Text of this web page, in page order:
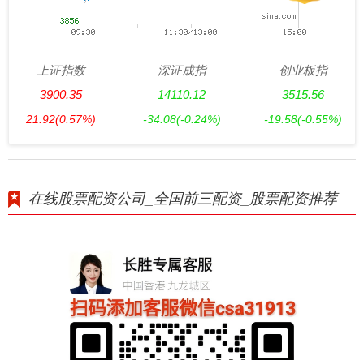
上证指数
3900.35
21.92(0.57%)
深证成指
14110.12
-34.08(-0.24%)
创业板指
3515.56
-19.58(-0.55%)
在线股票配资公司_全国前三配资_股票配资推荐